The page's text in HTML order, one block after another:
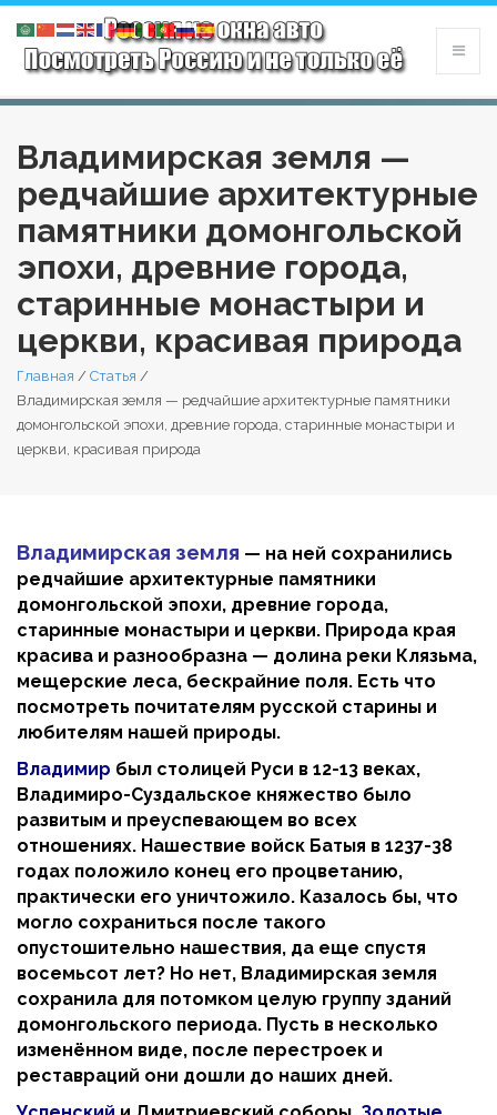
Владимирская земля —
редчайшие архитектурные
памятники домонгольской
эпохи, древние города,
старинные монастыри и
церкви, красивая природа
Главная / Статья /
Владимирская земля — редчайшие архитектурные памятники
домонгольской эпохи, древние города, старинные монастыри и
церкви, красивая природа
Владимирская земля — на ней сохранились
редчайшие архитектурные памятники
домонгольской эпохи, древние города,
старинные монастыри и церкви. Природа края
красива и разнообразна — долина реки Клязьма,
мещерские леса, бескрайние поля. Есть что
посмотреть почитателям русской старины и
любителям нашей природы.
Владимир был столицей Руси в 12-13 веках,
Владимиро-Суздальское княжество было
развитым и преуспевающем во всех
отношениях. Нашествие войск Батыя в 1237-38
годах положило конец его процветанию,
практически его уничтожило. Казалось бы, что
могло сохраниться после такого
опустошительно нашествия, да еще спустя
восемьсот лет? Но нет, Владимирская земля
сохранила для потомком целую группу зданий
домонгольского периода. Пусть в несколько
изменённом виде, после перестроек и
реставраций они дошли до наших дней.